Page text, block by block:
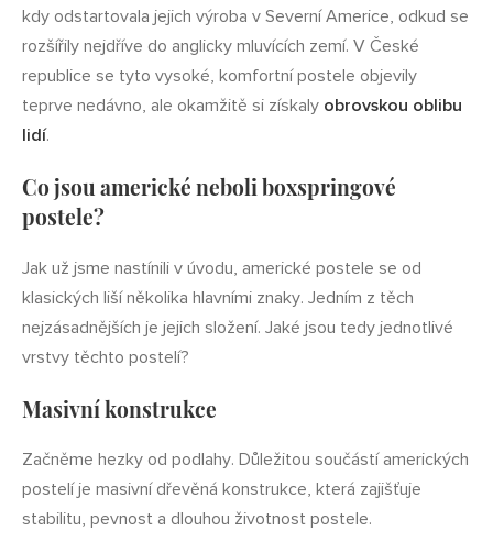
kdy odstartovala jejich výroba v Severní Americe, odkud se
rozšířily nejdříve do anglicky mluvících zemí. V České
republice se tyto vysoké, komfortní postele objevily
teprve nedávno, ale okamžitě si získaly obrovskou oblibu
lidí.
Co jsou americké neboli boxspringové
postele?
Jak už jsme nastínili v úvodu, americké postele se od
klasických liší několika hlavními znaky. Jedním z těch
nejzásadnějších je jejich složení. Jaké jsou tedy jednotlivé
vrstvy těchto postelí?
Masivní konstrukce
Začněme hezky od podlahy. Důležitou součástí amerických
postelí je masivní dřevěná konstrukce, která zajišťuje
stabilitu, pevnost a dlouhou životnost postele.